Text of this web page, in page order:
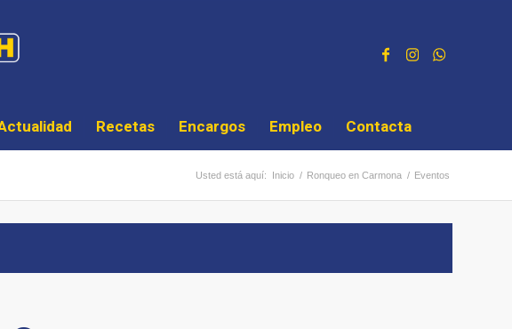
Recetas Encargos Empleo Contacta
Usted está aquí: Inicio / Ronqueo en Carmona / Eventos